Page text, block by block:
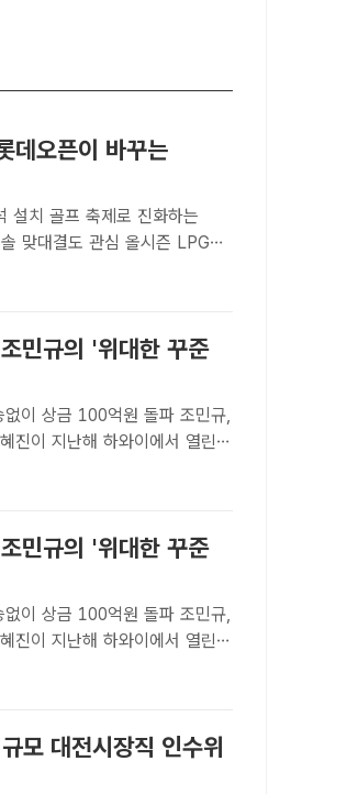
데오픈이 바꾸는
관심 올시즌 LPGA
데오픈에 출전, 국내팬들과 만
민규의 '위대한 꾸준
이 상금 100억원 돌파 조민규,
최근 끝난 다우챔피언십에서 또
민규의 '위대한 꾸준
이 상금 100억원 돌파 조민규,
최근 끝난 다우챔피언십에서 또
모 대전시장직 인수위